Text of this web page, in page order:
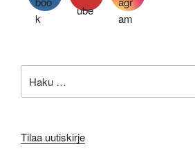
Tilaa uutiskirje